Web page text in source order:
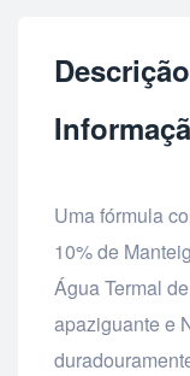
Descrição
Uma fórmula
10% de
Água Termal
apaziguante e